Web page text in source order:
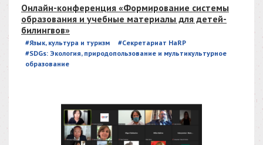
Онлайн-конференция «Формирование системы
образования и учебные материалы для детей-
билингвов»
#Язык, культура и туризм
#Секретариат HaRP
#SDGs: Экология, природопользование и мультикультурное
образование